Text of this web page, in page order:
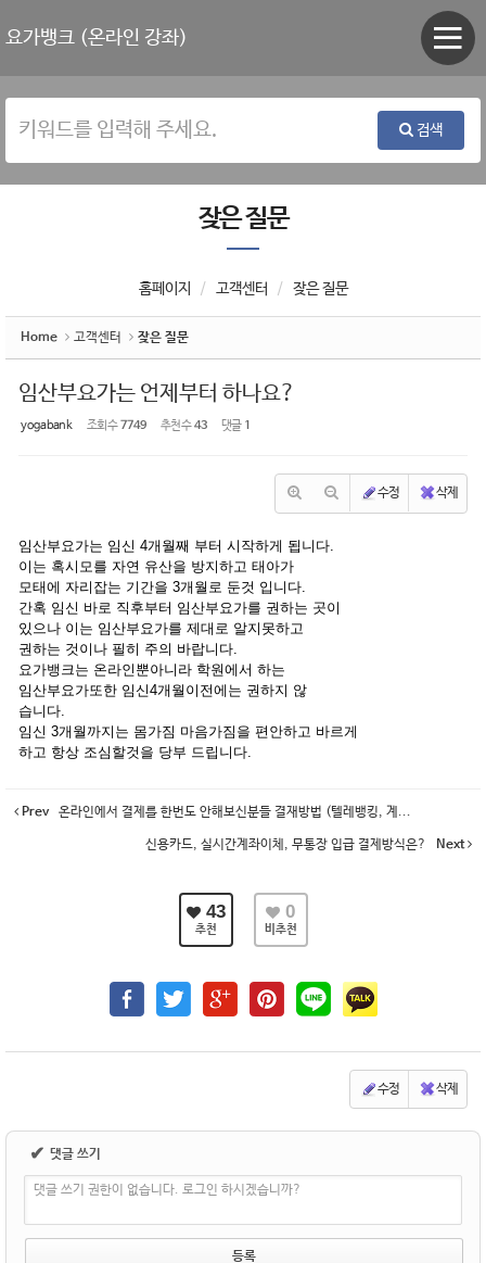
요가뱅크 (온라인 강좌)
검색
잦은 질문
홈페이지 고객센터 잦은 질문
Home 고객센터 잦은 질문
임산부요가는 언제부터 하나요?
yogabank 조회 수7749 추천 수43 댓글 1
수정 삭제
임산부요가는 임신 4개월째 부터 시작하게 됩니다.
이는 혹시모를 자연 유산을 방지하고 태아가
모태에 자리잡는 기간을 3개월로 둔것 입니다.
간혹 임신 바로 직후부터 임산부요가를 권하는 곳이
있으나 이는 임산부요가를 제대로 알지못하고
권하는 것이나 필히 주의 바랍니다.
요가뱅크는 온라인뿐아니라 학원에서 하는
임산부요가또한 임신4개월이전에는 권하지 않
습니다.
임신 3개월까지는 몸가짐 마음가짐을 편안하고 바르게
하고 항상 조심할것을 당부 드립니다.
Prev 온라인에서 결제를 한번도 안해보신분들 결재방법 (텔레뱅킹, 계...
신용카드, 실시간계좌이체, 무통장 입급 결제방식은? Next
43
추천
0
비추천
수정 삭제
✔ 댓글 쓰기
댓글 쓰기 권한이 없습니다. 로그인 하시겠습니까?